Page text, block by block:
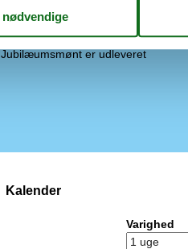
Varme: Varmepumpe luft til luft
Vaskemaskine
Jubilæumsmønt er udleveret
Kalender
Varighed